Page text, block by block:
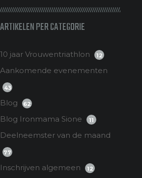
ARTIKELEN PER CATEGORIE
10 jaar Vrouwentriathlon 12
Aankomende evenementen
43
Blog 62
Blog Ironmama Sione 11
Deelneemster van de maand
77
Inschrijven algemeen 12